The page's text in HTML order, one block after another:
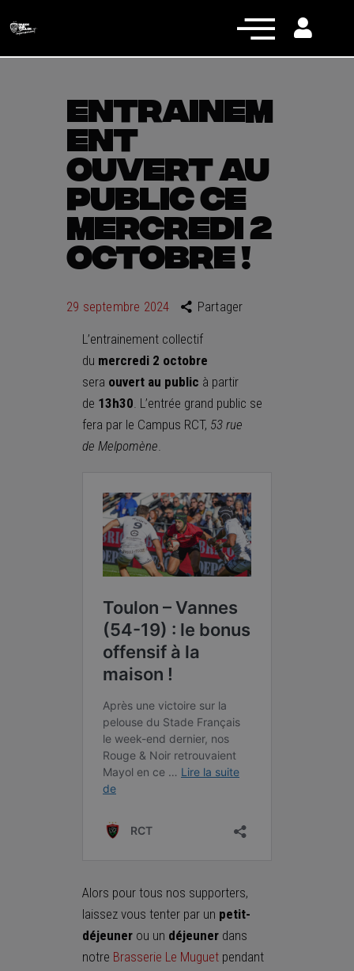
Actualités
Équipe pro
Nos équipes
Fan Zone
RCT Engagé
ENTRAINEM
ENT
OUVERT AU
PUBLIC CE
MERCREDI 2
OCTOBRE !
29 septembre 2024 Partager
L’entrainement collectif
du mercredi 2 octobre
sera ouvert au public à partir
de 13h30. L’entrée grand public se
fera par le Campus RCT, 53 rue
de Melpomène.
Alors pour tous nos supporters,
laissez vous tenter par un petit-
déjeuner ou un déjeuner dans
notre Brasserie Le Muguet pendant